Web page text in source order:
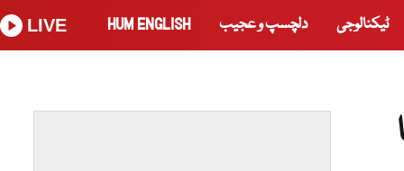
ٹیکنالوجی دلچسپ و عجیب HUM ENGLISH
LIVE